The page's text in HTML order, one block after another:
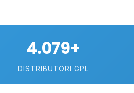
4.079+
DISTRIBUTORI GPL